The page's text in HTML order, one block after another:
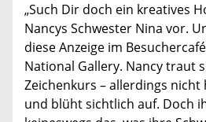
„Such Dir doch ein kreatives
Nancys Schwester Nina vor.
diese Anzeige im
National Gallery. Nancy traut
Zeichenkurs – allerdings
und blüht sichtlich auf. Doch